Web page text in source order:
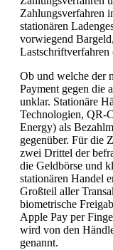
Zahlungsverfahren
stationären
vorwiegend
Ob und welche der
Payment gegen die
unklar. Stationäre
Technologien, QR-
Energy) als
gegenüber. Für die
zwei Drittel der
die Geldbörse und
stationären Handel
Großteil aller
biometrische
Apple Pay per
wird von den
genannt.